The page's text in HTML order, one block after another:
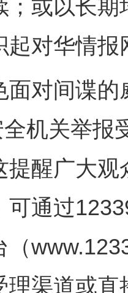
；或以长
起对华情
间谍的
机关举报
提醒广大
可通过
（
理渠道或